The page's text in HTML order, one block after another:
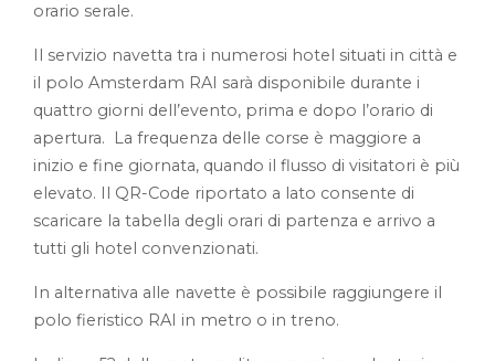
orario serale.
Il servizio navetta tra i numerosi hotel situati in città e
il polo Amsterdam RAI sarà disponibile durante i
quattro giorni dell’evento, prima e dopo l’orario di
apertura. La frequenza delle corse è maggiore a
inizio e fine giornata, quando il flusso di visitatori è più
elevato. Il QR-Code riportato a lato consente di
scaricare la tabella degli orari di partenza e arrivo a
tutti gli hotel convenzionati.
In alternativa alle navette è possibile raggiungere il
polo fieristico RAI in metro o in treno.